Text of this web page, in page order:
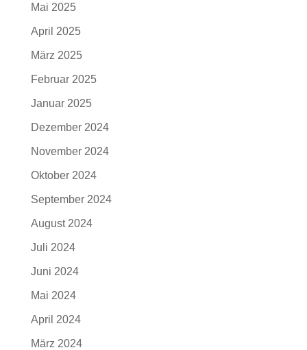
Mai 2025
April 2025
März 2025
Februar 2025
Januar 2025
Dezember 2024
November 2024
Oktober 2024
September 2024
August 2024
Juli 2024
Juni 2024
Mai 2024
April 2024
März 2024